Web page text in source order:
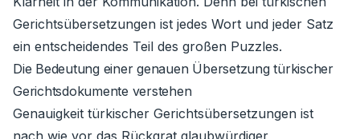
Gerichtsübersetzungen ist jedes Wort und jeder Satz
ein entscheidendes Teil des großen Puzzles.
Die Bedeutung einer genauen Übersetzung türkischer
Gerichtsdokumente verstehen
Genauigkeit türkischer Gerichtsübersetzungen ist
nach wie vor das Rückgrat glaubwürdiger